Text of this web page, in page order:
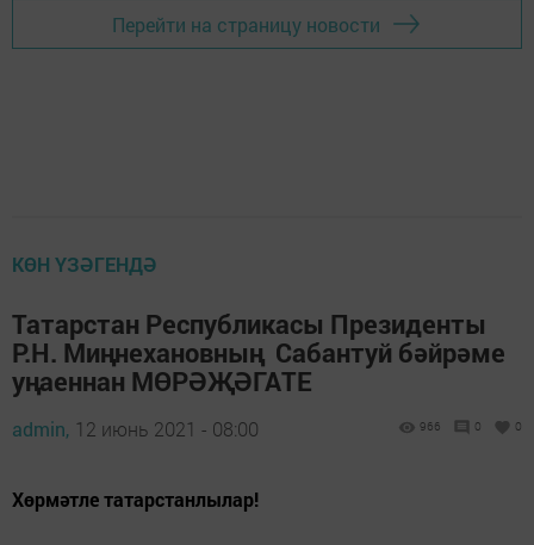
Перейти на страницу новости
КӨН ҮЗӘГЕНДӘ
Татарстан Республикасы Президенты
Р.Н. Миңнехановның Сабантуй бәйрәме
уңаеннан МӨРӘҖӘГАТЕ
admin, 12 июнь 2021 - 08:00 966 0 0
Хөрмәтле татарстанлылар!